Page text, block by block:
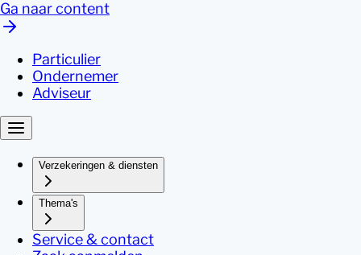
Ga naar content
Particulier
Ondernemer
Adviseur
Verzekeringen & diensten
Thema's
Service & contact